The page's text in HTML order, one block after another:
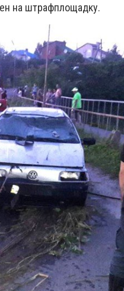
на штрафплощадку.